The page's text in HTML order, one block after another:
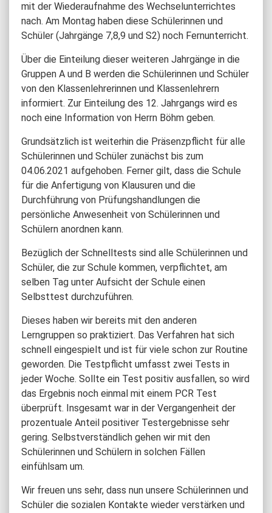
mit der Wiederaufnahme des Wechselunterrichtes
nach. Am Montag haben diese Schülerinnen und
Schüler (Jahrgänge 7,8,9 und S2) noch Fernunterricht.
Über die Einteilung dieser weiteren Jahrgänge in die
Gruppen A und B werden die Schülerinnen und Schüler
von den Klassenlehrerinnen und Klassenlehrern
informiert. Zur Einteilung des 12. Jahrgangs wird es
noch eine Information von Herrn Böhm geben.
Grundsätzlich ist weiterhin die Präsenzpflicht für alle
Schülerinnen und Schüler zunächst bis zum
04.06.2021 aufgehoben. Ferner gilt, dass die Schule
für die Anfertigung von Klausuren und die
Durchführung von Prüfungshandlungen die
persönliche Anwesenheit von Schülerinnen und
Schülern anordnen kann.
Bezüglich der Schnelltests sind alle Schülerinnen und
Schüler, die zur Schule kommen, verpflichtet, am
selben Tag unter Aufsicht der Schule einen
Selbsttest durchzuführen.
Dieses haben wir bereits mit den anderen
Lerngruppen so praktiziert. Das Verfahren hat sich
schnell eingespielt und ist für viele schon zur Routine
geworden. Die Testpflicht umfasst zwei Tests in
jeder Woche. Sollte ein Test positiv ausfallen, so wird
das Ergebnis noch einmal mit einem PCR Test
überprüft. Insgesamt war in der Vergangenheit der
prozentuale Anteil positiver Testergebnisse sehr
gering. Selbstverständlich gehen wir mit den
Schülerinnen und Schülern in solchen Fällen
einfühlsam um.
Wir freuen uns sehr, dass nun unsere Schülerinnen und
Schüler die sozialen Kontakte wieder verstärken und